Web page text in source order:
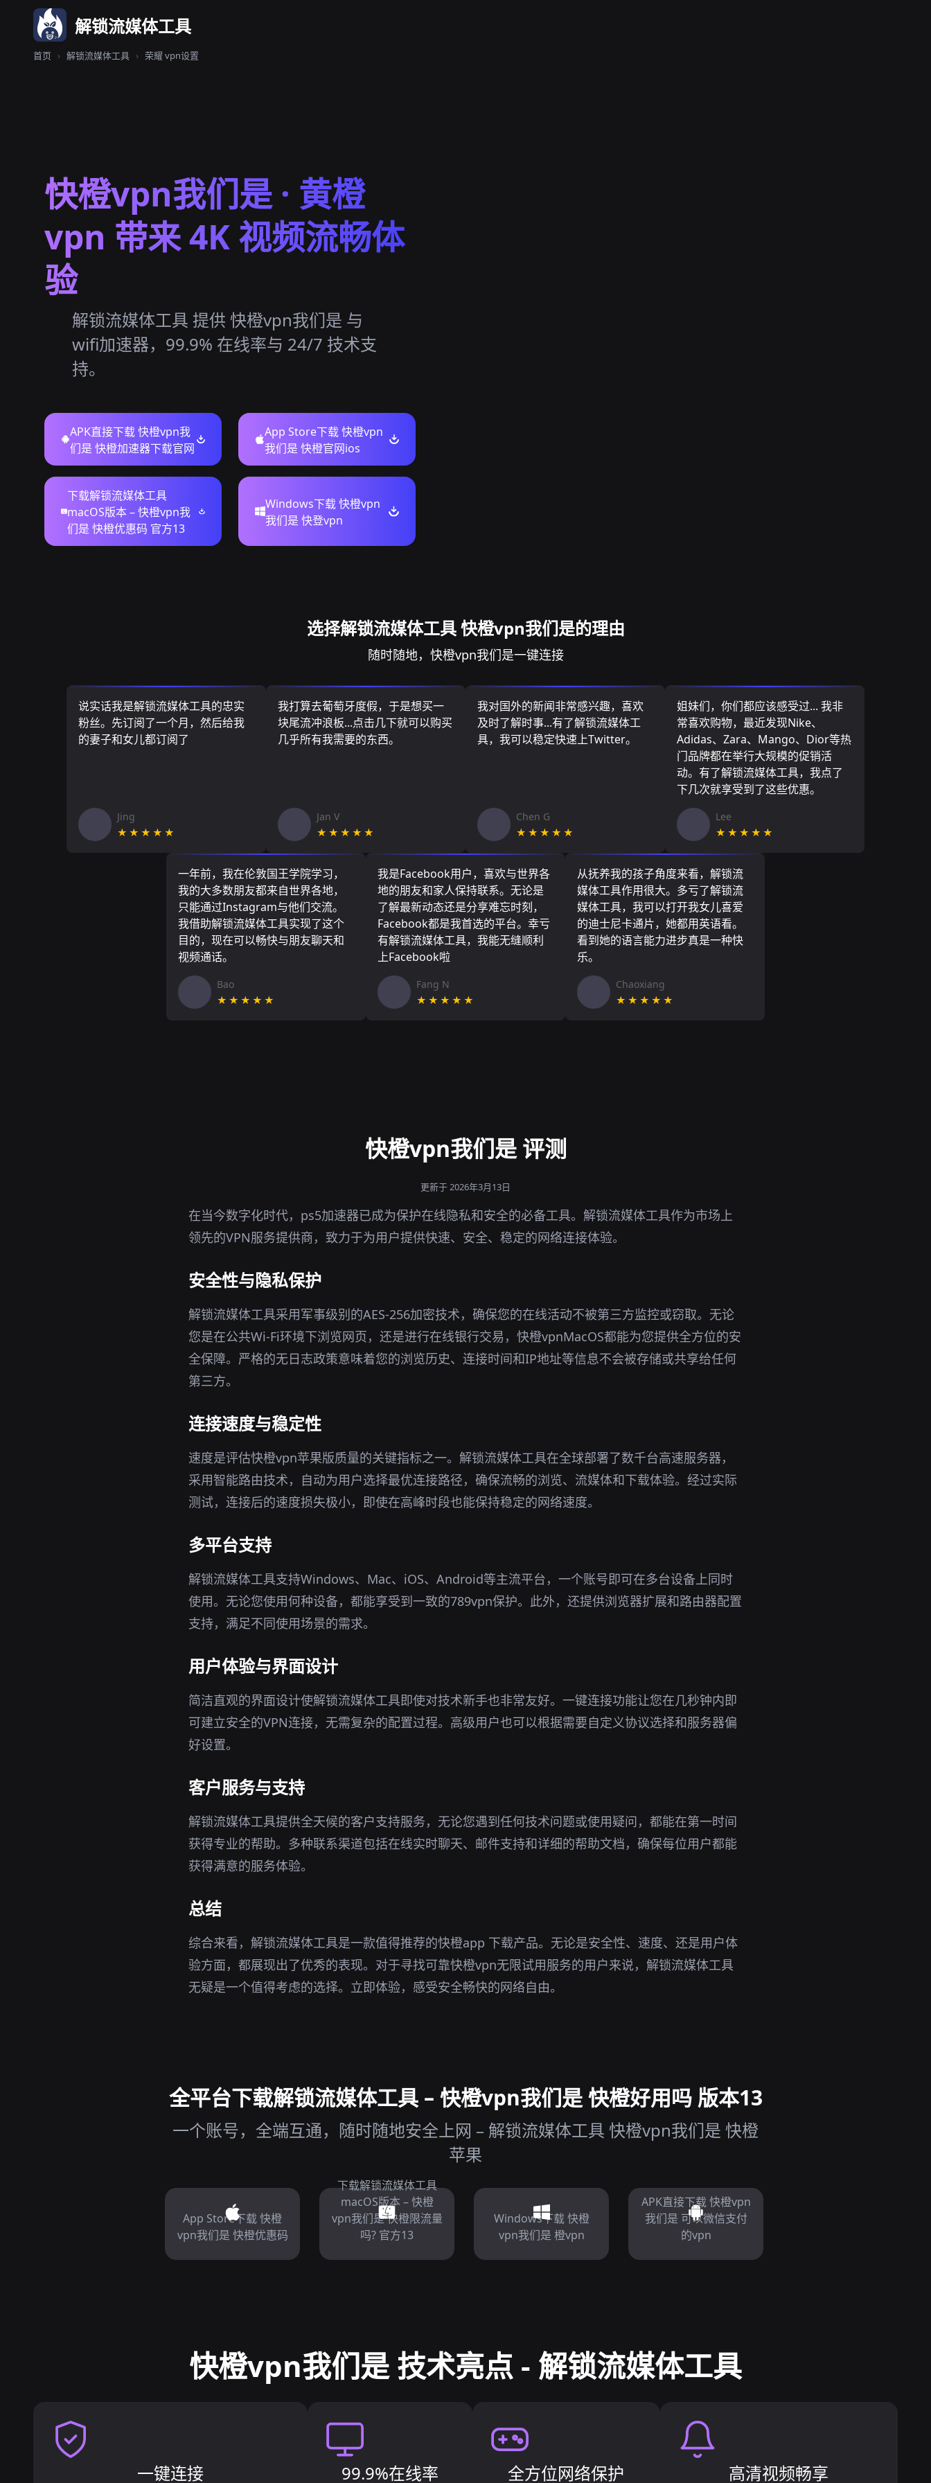
解锁流媒体工具
首页 › 解锁流媒体工具 › 荣耀 vpn设置
快橙vpn我们是 · 黄橙
vpn 带来 4K 视频流畅体
验
解锁流媒体工具 提供 快橙vpn我们是 与
wifi加速器，99.9% 在线率与 24/7 技术支
持。
APK直接下载 快橙vpn我
们是 快橙加速器下载官网
App Store下载 快橙vpn
我们是 快橙官网ios
下载解锁流媒体工具
macOS版本 – 快橙vpn我
们是 快橙优惠码 官方13
Windows下载 快橙vpn
我们是 快登vpn
选择解锁流媒体工具 快橙vpn我们是的理由
随时随地，快橙vpn我们是一键连接
说实话我是解锁流媒体工具的忠实
粉丝。先订阅了一个月，然后给我
的妻子和女儿都订阅了
Jing
★★★★★
我打算去葡萄牙度假，于是想买一
块尾流冲浪板...点击几下就可以购买
几乎所有我需要的东西。
Jan V
★★★★★
我对国外的新闻非常感兴趣，喜欢
及时了解时事...有了解锁流媒体工
具，我可以稳定快速上Twitter。
Chen G
★★★★★
姐妹们，你们都应该感受过... 我非
常喜欢购物，最近发现Nike、
Adidas、Zara、Mango、Dior等热
门品牌都在举行大规模的促销活
动。有了解锁流媒体工具，我点了
下几次就享受到了这些优惠。
Lee
★★★★★
一年前，我在伦敦国王学院学习，
我的大多数朋友都来自世界各地，
只能通过Instagram与他们交流。
我借助解锁流媒体工具实现了这个
目的，现在可以畅快与朋友聊天和
视频通话。
Bao
★★★★★
我是Facebook用户，喜欢与世界各
地的朋友和家人保持联系。无论是
了解最新动态还是分享难忘时刻，
Facebook都是我首选的平台。幸亏
有解锁流媒体工具，我能无缝顺利
上Facebook啦
Fang N
★★★★★
从抚养我的孩子角度来看，解锁流
媒体工具作用很大。多亏了解锁流
媒体工具，我可以打开我女儿喜爱
的迪士尼卡通片，她都用英语看。
看到她的语言能力进步真是一种快
乐。
Chaoxiang
★★★★★
快橙vpn我们是 评测
更新于 2026年3月13日
在当今数字化时代，ps5加速器已成为保护在线隐私和安全的必备工具。解锁流媒体工具作为市场上
领先的VPN服务提供商，致力于为用户提供快速、安全、稳定的网络连接体验。
安全性与隐私保护
解锁流媒体工具采用军事级别的AES-256加密技术，确保您的在线活动不被第三方监控或窃取。无论
您是在公共Wi-Fi环境下浏览网页，还是进行在线银行交易，快橙vpnMacOS都能为您提供全方位的安
全保障。严格的无日志政策意味着您的浏览历史、连接时间和IP地址等信息不会被存储或共享给任何
第三方。
连接速度与稳定性
速度是评估快橙vpn苹果版质量的关键指标之一。解锁流媒体工具在全球部署了数千台高速服务器，
采用智能路由技术，自动为用户选择最优连接路径，确保流畅的浏览、流媒体和下载体验。经过实际
测试，连接后的速度损失极小，即使在高峰时段也能保持稳定的网络速度。
多平台支持
解锁流媒体工具支持Windows、Mac、iOS、Android等主流平台，一个账号即可在多台设备上同时
使用。无论您使用何种设备，都能享受到一致的789vpn保护。此外，还提供浏览器扩展和路由器配置
支持，满足不同使用场景的需求。
用户体验与界面设计
简洁直观的界面设计使解锁流媒体工具即使对技术新手也非常友好。一键连接功能让您在几秒钟内即
可建立安全的VPN连接，无需复杂的配置过程。高级用户也可以根据需要自定义协议选择和服务器偏
好设置。
客户服务与支持
解锁流媒体工具提供全天候的客户支持服务，无论您遇到任何技术问题或使用疑问，都能在第一时间
获得专业的帮助。多种联系渠道包括在线实时聊天、邮件支持和详细的帮助文档，确保每位用户都能
获得满意的服务体验。
总结
综合来看，解锁流媒体工具是一款值得推荐的快橙app 下载产品。无论是安全性、速度、还是用户体
验方面，都展现出了优秀的表现。对于寻找可靠快橙vpn无限试用服务的用户来说，解锁流媒体工具
无疑是一个值得考虑的选择。立即体验，感受安全畅快的网络自由。
全平台下载解锁流媒体工具 – 快橙vpn我们是 快橙好用吗 版本13
一个账号，全端互通，随时随地安全上网 – 解锁流媒体工具 快橙vpn我们是 快橙
苹果
App Store下载 快橙
vpn我们是 快橙优惠码
下载解锁流媒体工具
macOS版本 – 快橙
vpn我们是 快橙限流量
吗? 官方13
Windows下载 快橙
vpn我们是 橙vpn
APK直接下载 快橙vpn
我们是 可以微信支付
的vpn
快橙vpn我们是 技术亮点 - 解锁流媒体工具
一键连接 99.9%在线率 全方位网络保护 高清视频畅享